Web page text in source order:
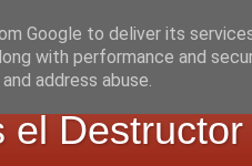
el Destructor
Google to deliver its
with performance and
address abuse.